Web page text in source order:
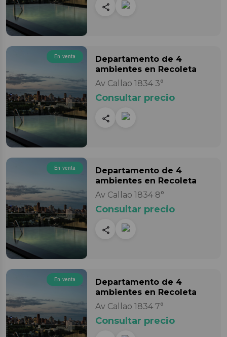
En venta Departamento de 4
ambientes en Recoleta
Av Callao 1834 3°
Consultar precio
En venta Departamento de 4
ambientes en Recoleta
Av Callao 1834 8°
Consultar precio
En venta Departamento de 4
ambientes en Recoleta
Av Callao 1834 7°
Consultar precio